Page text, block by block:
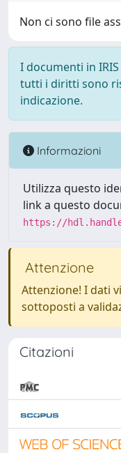
Non ci sono file
I documenti in
tutti i diritti sono
indicazione.
Informazioni
Utilizza questo
link a questo
https://
Attenzione
Attenzione! I dati
sottoposti a
Citazioni